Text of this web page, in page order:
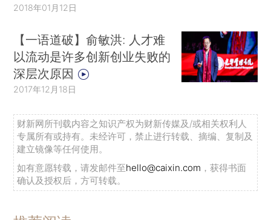
2018年01月12日
【一语道破】俞敏洪: 人才难
以流动是许多创新创业失败的
深层次原因
2017年12月18日
财新网所刊载内容之知识产权为财新传媒及/或相关权利人
专属所有或持有。未经许可，禁止进行转载、摘编、复制及
建立镜像等任何使用。
如有意愿转载，请发邮件至hello@caixin.com ，获得书面
确认及授权后，方可转载。